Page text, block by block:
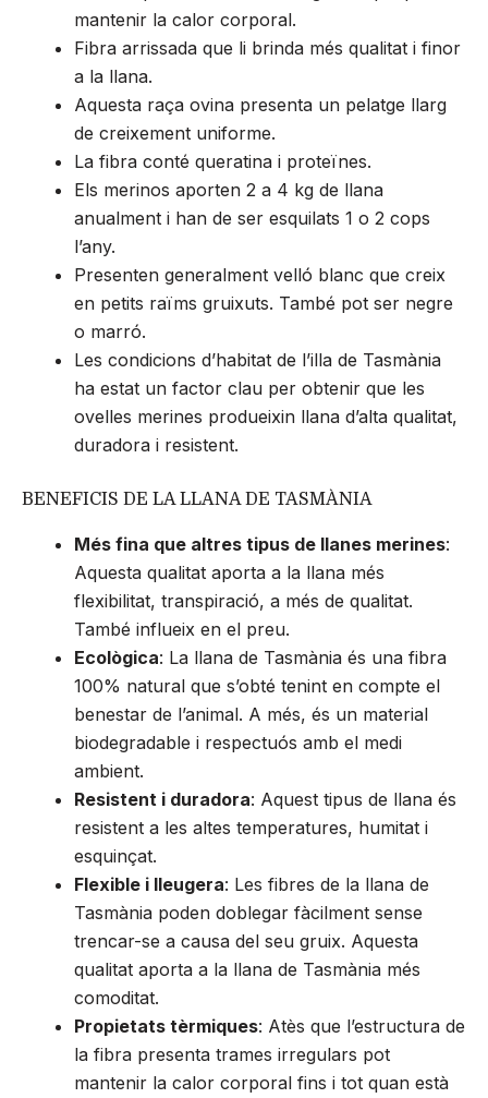
mantenir la calor corporal.
Fibra arrissada que li brinda més qualitat i finor
a la llana.
Aquesta raça ovina presenta un pelatge llarg
de creixement uniforme.
La fibra conté queratina i proteïnes.
Els merinos aporten 2 a 4 kg de llana
anualment i han de ser esquilats 1 o 2 cops
l’any.
Presenten generalment velló blanc que creix
en petits raïms gruixuts. També pot ser negre
o marró.
Les condicions d’habitat de l’illa de Tasmània
ha estat un factor clau per obtenir que les
ovelles merines produeixin llana d’alta qualitat,
duradora i resistent.
BENEFICIS DE LA LLANA DE TASMÀNIA
Més fina que altres tipus de llanes merines:
Aquesta qualitat aporta a la llana més
flexibilitat, transpiració, a més de qualitat.
També influeix en el preu.
Ecològica: La llana de Tasmània és una fibra
100% natural que s’obté tenint en compte el
benestar de l’animal. A més, és un material
biodegradable i respectuós amb el medi
ambient.
Resistent i duradora: Aquest tipus de llana és
resistent a les altes temperatures, humitat i
esquinçat.
Flexible i lleugera: Les fibres de la llana de
Tasmània poden doblegar fàcilment sense
trencar-se a causa del seu gruix. Aquesta
qualitat aporta a la llana de Tasmània més
comoditat.
Propietats tèrmiques: Atès que l’estructura de
la fibra presenta trames irregulars pot
mantenir la calor corporal fins i tot quan està